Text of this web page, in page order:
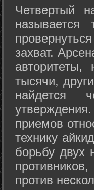
Четвертый
захват.
тысячи,
найдется
приемов
технику
борьбу двух
против